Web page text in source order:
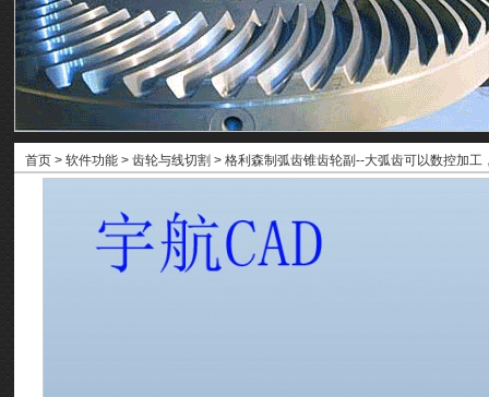
首页 > 软件功能 > 齿轮与线切割 > 格利森制弧齿锥齿轮副--大弧齿可以数控加工